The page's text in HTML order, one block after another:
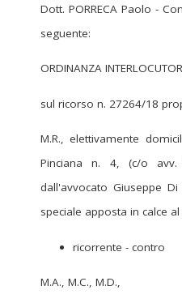
Dott. PORRECA Paolo -
seguente:
ORDINANZA
sul ricorso n. 27264/18
M.R., elettivamente
Pinciana n. 4, (c/o avv.
dall'avvocato Giuseppe
speciale apposta in calce
ricorrente - contro
M.A., M.C., M.D.,